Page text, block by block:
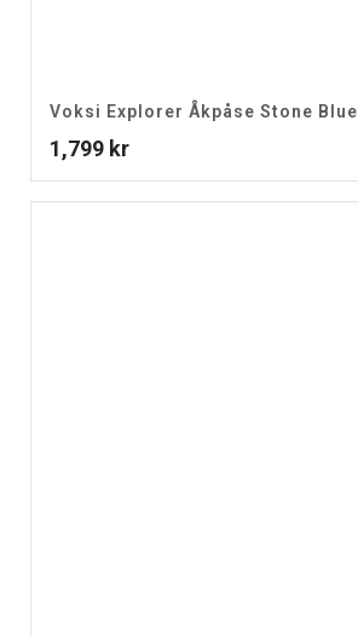
Voksi Explorer Åkpåse Stone Blue
1,799 kr